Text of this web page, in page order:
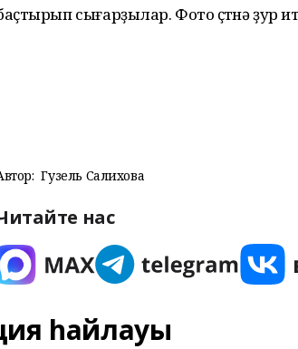
сығарҙылар. Фото өҫтөнә ҙур
Гузель Салихова
нас
һайлауы